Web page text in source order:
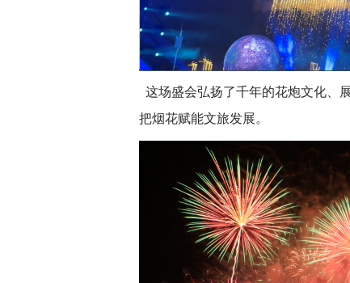
这场盛会弘扬了千年的花炮文化、
把烟花赋能文旅发展。